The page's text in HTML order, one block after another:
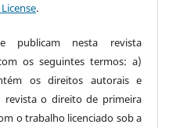
.
publicam nesta revista
os seguintes termos: a)
os direitos autorais e
revista o direito de primeira
o trabalho licenciado sob a